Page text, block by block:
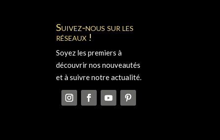
Suivez-nous sur les
réseaux !
Soyez les premiers à
découvrir nos nouveautés
et à suivre notre actualité.